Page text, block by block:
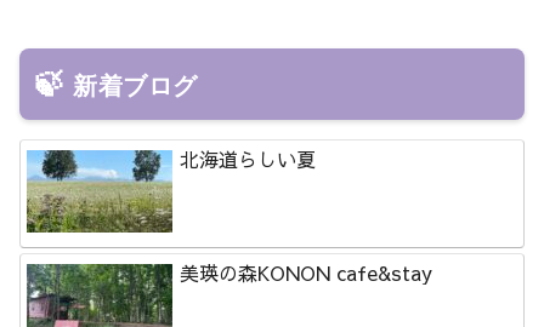
新着ブログ
北海道らしい夏
美瑛の森KONON cafe&stay